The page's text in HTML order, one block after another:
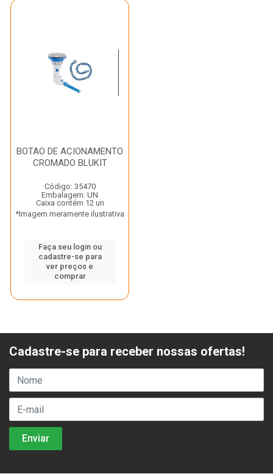
BOTAO DE ACIONAMENTO
CROMADO BLUKIT
Código: 35470
Embalagem: UN
Caixa contém 12 un
*Imagem meramente ilustrativa
Faça seu login ou
cadastre-se para
ver preços e
comprar
Cadastre-se para receber nossas ofertas!